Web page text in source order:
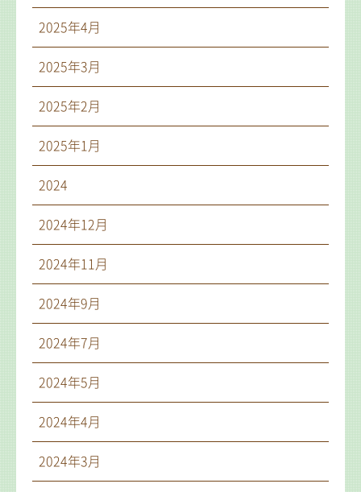
2025年4月
2025年3月
2025年2月
2025年1月
2024
2024年12月
2024年11月
2024年9月
2024年7月
2024年5月
2024年4月
2024年3月